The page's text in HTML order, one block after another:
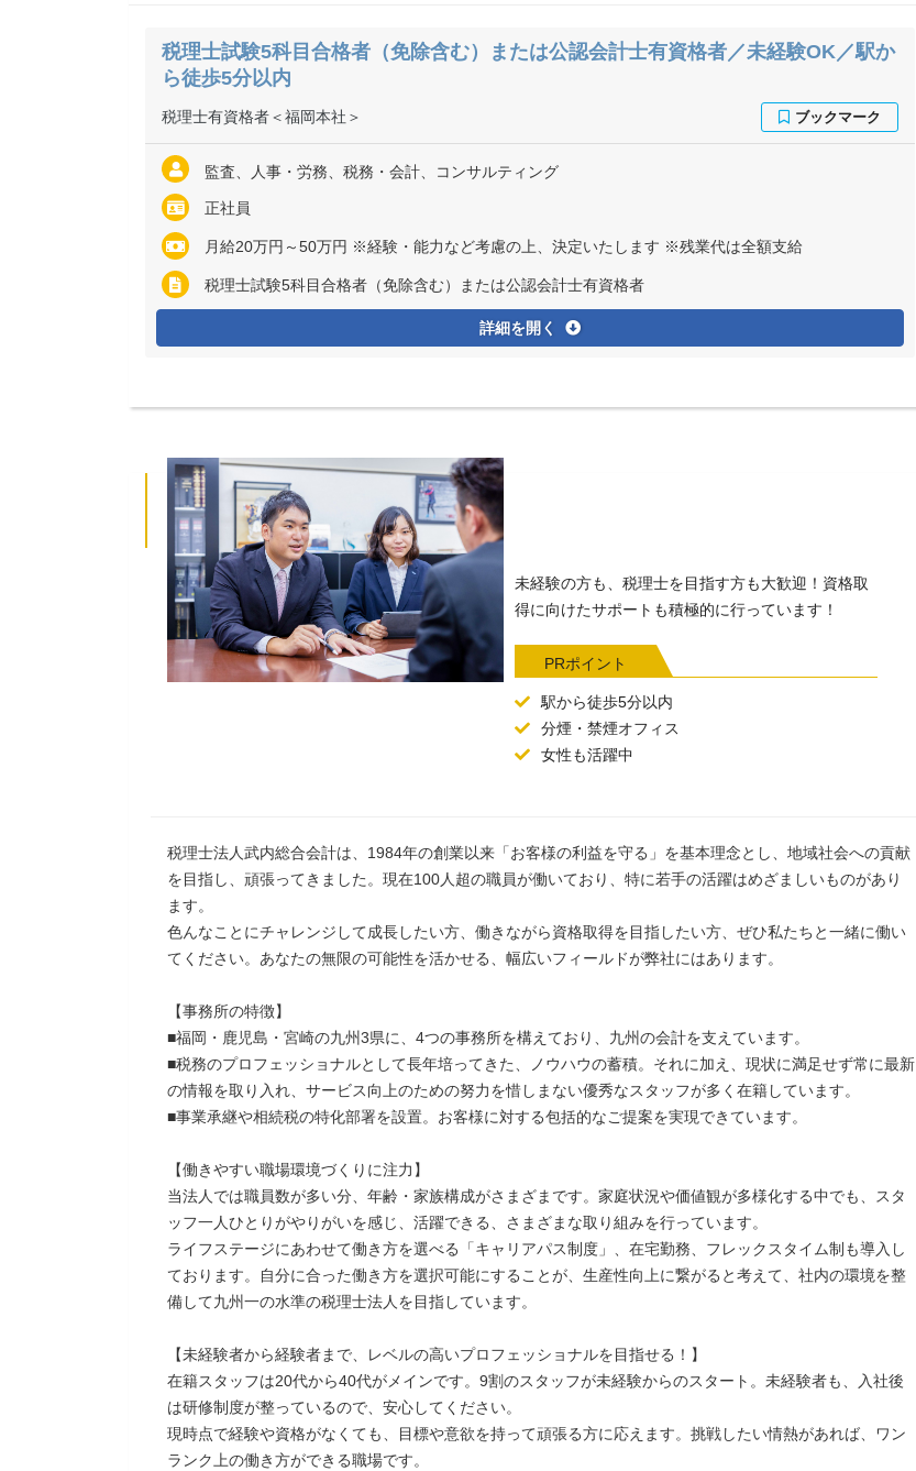
税理士試験5科目合格者（免除含む）または公認会計士有資格者／未経験OK／駅か
ら徒歩5分以内
税理士有資格者＜福岡本社＞
監査、人事・労務、税務・会計、コンサルティング
正社員
月給20万円～50万円 ※経験・能力など考慮の上、決定いたします ※残業代は全額支給
税理士試験5科目合格者（免除含む）または公認会計士有資格者
詳細を開く
企業情報
未経験の方も、税理士を目指す方も大歓迎！資格取
得に向けたサポートも積極的に行っています！
PRポイント
駅から徒歩5分以内
分煙・禁煙オフィス
女性も活躍中
税理士法人武内総合会計は、1984年の創業以来「お客様の利益を守る」を基本理念とし、地域社会への貢献
を目指し、頑張ってきました。現在100人超の職員が働いており、特に若手の活躍はめざましいものがあり
ます。
色んなことにチャレンジして成長したい方、働きながら資格取得を目指したい方、ぜひ私たちと一緒に働い
てください。あなたの無限の可能性を活かせる、幅広いフィールドが弊社にはあります。
【事務所の特徴】
■福岡・鹿児島・宮崎の九州3県に、4つの事務所を構えており、九州の会計を支えています。
■税務のプロフェッショナルとして長年培ってきた、ノウハウの蓄積。それに加え、現状に満足せず常に最新
の情報を取り入れ、サービス向上のための努力を惜しまない優秀なスタッフが多く在籍しています。
■事業承継や相続税の特化部署を設置。お客様に対する包括的なご提案を実現できています。
【働きやすい職場環境づくりに注力】
当法人では職員数が多い分、年齢・家族構成がさまざまです。家庭状況や価値観が多様化する中でも、スタ
ッフ一人ひとりがやりがいを感じ、活躍できる、さまざまな取り組みを行っています。
ライフステージにあわせて働き方を選べる「キャリアパス制度」、在宅勤務、フレックスタイム制も導入し
ております。自分に合った働き方を選択可能にすることが、生産性向上に繋がると考えて、社内の環境を整
備して九州一の水準の税理士法人を目指しています。
【未経験者から経験者まで、レベルの高いプロフェッショナルを目指せる！】
在籍スタッフは20代から40代がメインです。9割のスタッフが未経験からのスタート。未経験者も、入社後
は研修制度が整っているので、安心してください。
現時点で経験や資格がなくても、目標や意欲を持って頑張る方に応えます。挑戦したい情熱があれば、ワン
ランク上の働き方ができる職場です。